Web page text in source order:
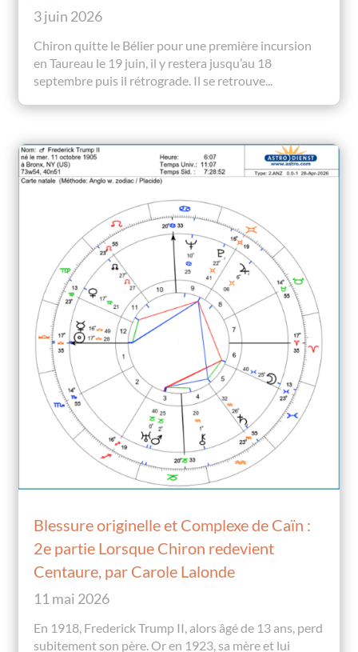
3 juin 2026
Chiron quitte le Bélier pour une première incursion
en Taureau le 19 juin, il y restera jusqu’au 18
septembre puis il rétrograde. Il se retrouve...
Blessure originelle et Complexe de Caïn :
2e partie Lorsque Chiron redevient
Centaure, par Carole Lalonde
11 mai 2026
En 1918, Frederick Trump II, alors âgé de 13 ans, perd
subitement son père. Or en 1923, sa mère et lui